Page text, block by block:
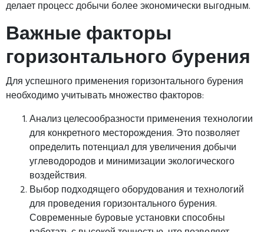
делает процесс добычи более экономически выгодным.
Важные факторы
горизонтального бурения
Для успешного применения горизонтального бурения
необходимо учитывать множество факторов:
Анализ целесообразности применения технологии
для конкретного месторождения. Это позволяет
определить потенциал для увеличения добычи
углеводородов и минимизации экологического
воздействия.
Выбор подходящего оборудования и технологий
для проведения горизонтального бурения.
Современные буровые установки способны